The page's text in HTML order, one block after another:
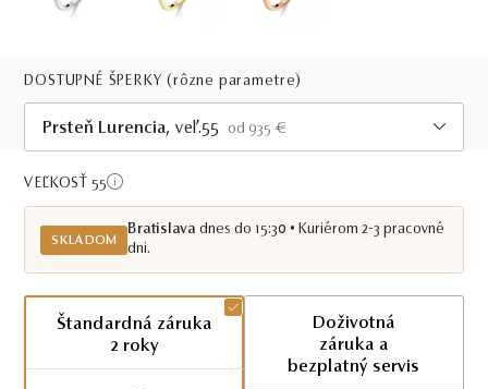
DOSTUPNÉ ŠPERKY(rôzne parametre)
Prsteň Lurencia, veľ.55
od 935 €
Skladom BA
VEĽKOSŤ 55
SKLADOM
Bratislava dnes do 15:30 • Kuriérom 2-3 pracovné
dni.
Štandardná záruka
2 roky
Doživotná
záruka a
bezplatný servis